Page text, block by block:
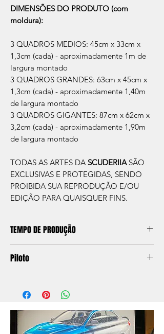
DIMENSÕES DO PRODUTO (com
moldura):
3 QUADROS MEDIOS: 45cm x 33cm x
1,3cm (cada) - aproximadamente 1m de
largura montado
3 QUADROS GRANDES: 63cm x 45cm x
1,3cm (cada) - aproximadamente 1,40m
de largura montado
3 QUADROS GIGANTES: 87cm x 62cm x
3,2cm (cada) - aproximadamente 1,90m
de largura montado
TODAS AS ARTES DA SCUDERIIA SÃO
EXCLUSIVAS E PROTEGIDAS, SENDO
PROIBIDA SUA REPRODUÇÃO E/OU
EDIÇÃO PARA QUAISQUER FINS.
TEMPO DE PRODUÇÃO
aprox. 5 dias úteis, após a confirmação de
no endereço que nos for informado na
caso seja sua opção de compra.
Piloto
fórmula 1 Ayrton Senna.